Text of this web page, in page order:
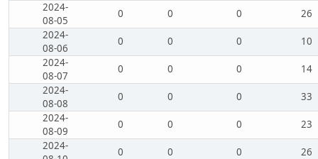
2024-
08-05
0 0 0
26
2024-
08-06
0 0 0
10
2024-
08-07
0 0 0
14
2024-
08-08
0 0 0
33
2024-
08-09
0 0 0
23
2024-
0 0 0
26